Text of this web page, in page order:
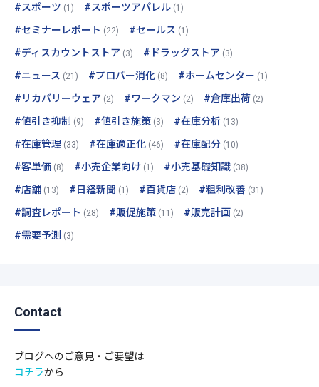
#スポーツ (1) #スポーツアパレル (1)
#セミナーレポート (22) #セールス (1)
#ディスカウントストア (3) #ドラッグストア (3)
#ニュース (21) #プロパー消化 (8) #ホームセンター (1)
#リカバリーウェア (2) #ワークマン (2) #倉庫出荷 (2)
#値引き抑制 (9) #値引き施策 (3) #在庫分析 (13)
#在庫管理 (33) #在庫適正化 (46) #在庫配分 (10)
#客単価 (8) #小売企業向け (1) #小売基礎知識 (38)
#店舗 (13) #日経新聞 (1) #百貨店 (2) #粗利改善 (31)
#調査レポート (28) #販促施策 (11) #販売計画 (2)
#需要予測 (3)
Contact
ブログへのご意見・ご要望は
コチラから